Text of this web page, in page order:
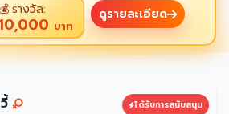
💰รางวัล:
บาท
เพชรบุรี 76100
ดูรายละเอียด
ได้รับการสนับสนุน